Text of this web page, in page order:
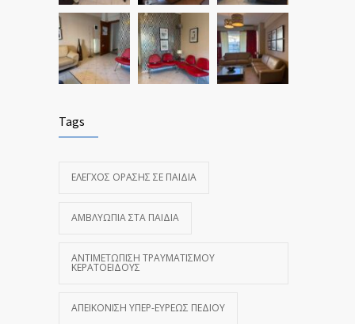
Tags
ΈΛΕΓΧΟΣ ΌΡΑΣΗΣ ΣΕ ΠΑΙΔΙΆ
ΑΜΒΛΥΩΠΊΑ ΣΤΑ ΠΑΙΔΙΆ
ΑΝΤΙΜΕΤΏΠΙΣΗ ΤΡΑΥΜΑΤΙΣΜΟΎ
ΚΕΡΑΤΟΕΙΔΟΎΣ
ΑΠΕΙΚΌΝΙΣΗ ΥΠΕΡ-ΕΥΡΈΩΣ ΠΕΔΊΟΥ